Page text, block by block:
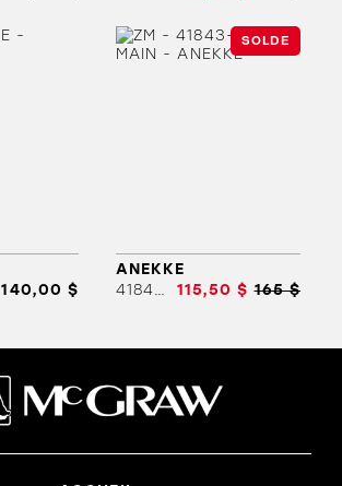
140,00 $
SOLDE
ANEKKE
41843-SAC A MAIN
115,50 $ 165 $